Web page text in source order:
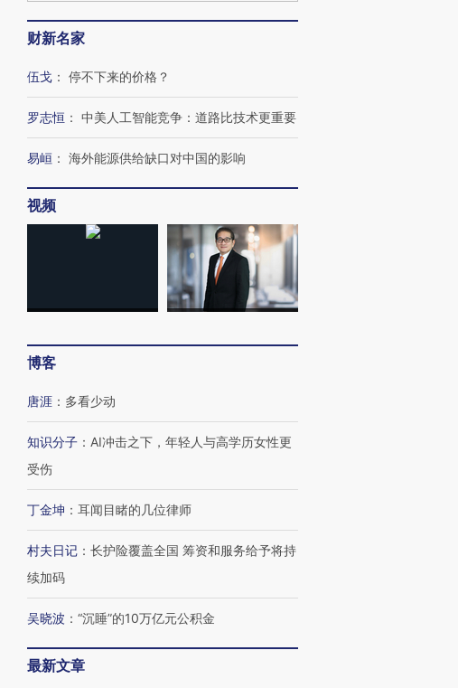
阿根廷3-0阿尔及利亚
兹奖得主的“非天才”拼图
财新名家
伍戈 ： 停不下来的价格？
罗志恒 ： 中美人工智能竞争：道路比技术更重要
易峘 ： 海外能源供给缺口对中国的影响
视频
博客
唐涯 ： 多看少动
知识分子 ： AI冲击之下，年轻人与高学历女性更
受伤
丁金坤 ： 耳闻目睹的几位律师
村夫日记 ： 长护险覆盖全国 筹资和服务给予将持
续加码
吴晓波 ： “沉睡”的10万亿元公积金
最新文章